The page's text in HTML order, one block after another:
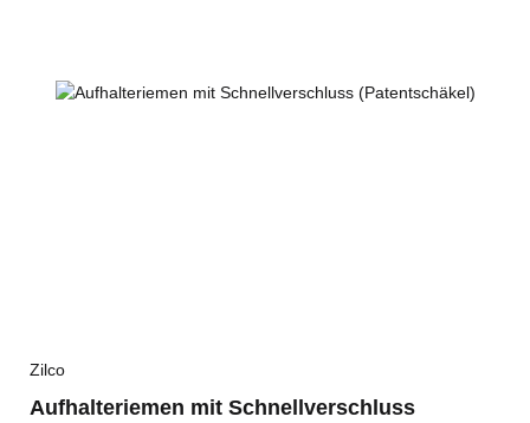
Zilco
Aufhalteriemen mit Schnellverschluss